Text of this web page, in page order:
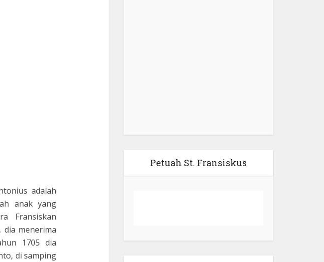
adalah
anak yang
Fransiskan
menerima
1705 dia
di samping
Petuah St. Fransiskus